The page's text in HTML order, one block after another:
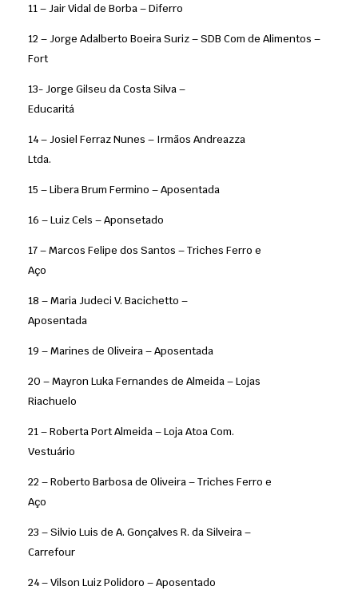
11 – Jair Vidal de Borba – Diferro
12 – Jorge Adalberto Boeira Suriz – SDB Com de Alimentos –
Fort
13- Jorge Gilseu da Costa Silva –
Educaritá
14 – Josiel Ferraz Nunes – Irmãos Andreazza
Ltda.
15 – Libera Brum Fermino – Aposentada
16 – Luiz Cels – Aponsetado
17 – Marcos Felipe dos Santos – Triches Ferro e
Aço
18 – Maria Judeci V. Bacichetto –
Aposentada
19 – Marines de Oliveira – Aposentada
20 – Mayron Luka Fernandes de Almeida – Lojas
Riachuelo
21 – Roberta Port Almeida – Loja Atoa Com.
Vestuário
22 – Roberto Barbosa de Oliveira – Triches Ferro e
Aço
23 – Silvio Luis de A. Gonçalves R. da Silveira –
Carrefour
24 – Vilson Luiz Polidoro – Aposentado